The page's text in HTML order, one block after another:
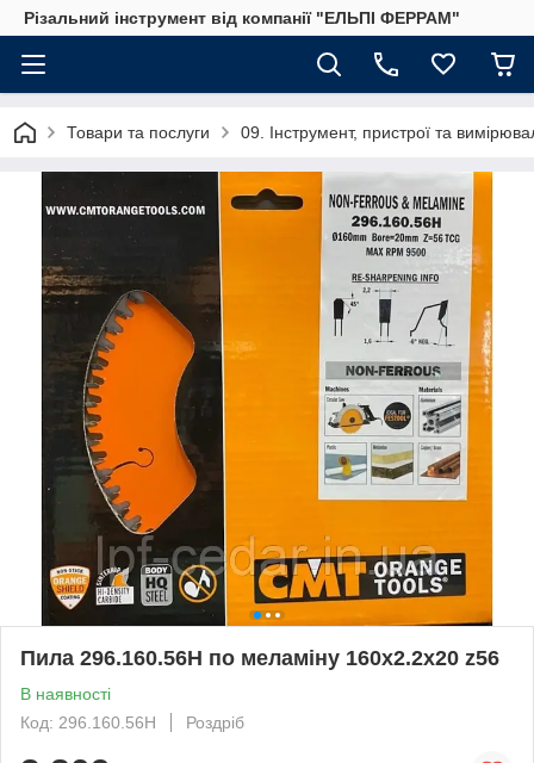
Різальний інструмент від компанії "ЕЛЬПІ ФЕРРАМ"
Товари та послуги 09. Інструмент, пристрої та
Пила 296.160.56H по меламіну 160х2.2х20 z56
В наявності
Код: 296.160.56H
Роздріб